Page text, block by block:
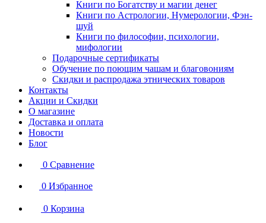
Книги по Богатству и магии денег
Книги по Астрологии, Нумерологии, Фэн-
шуй
Книги по философии, психологии,
мифологии
Подарочные сертификаты
Обучение по поющим чашам и благовониям
Скидки и распродажа этнических товаров
Контакты
Акции и Скидки
О магазине
Доставка и оплата
Новости
Блог
0 Сравнение
0 Избранное
0 Корзина